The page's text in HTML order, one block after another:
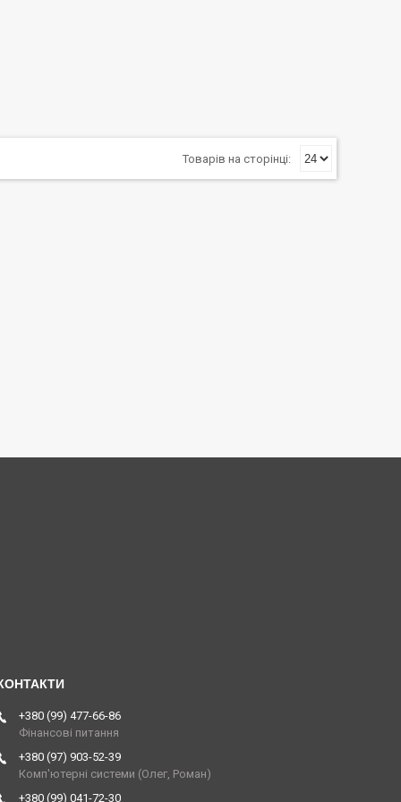
+380 (99) 477-66-86
Фінансові питання
+380 (97) 903-52-39
Комп'ютерні системи (Олег, Роман)
+380 (99) 041-72-30